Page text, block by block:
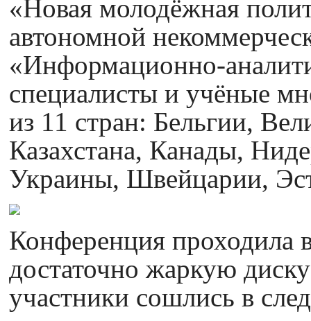
«Новая молодёжная
автономной
«Информационно-
специалисты и учёные
из 11 стран: Бельгии,
Казахстана, Канады,
Украины, Швейцарии,
Конференция проходила
достаточно жаркую
участники сошлись в